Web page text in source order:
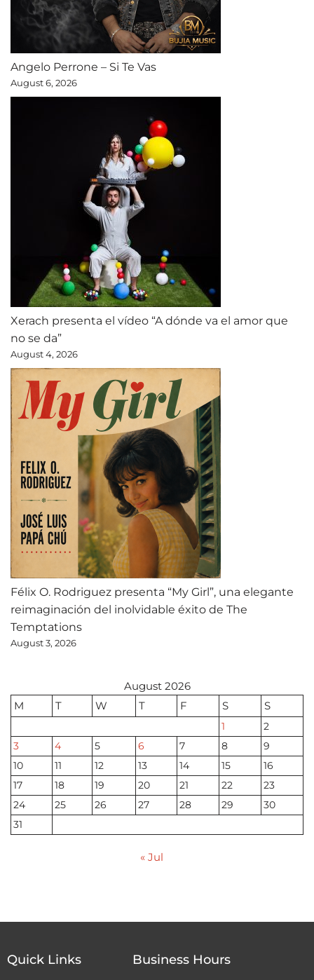
Angelo Perrone – Si Te Vas
August 6, 2026
Xerach presenta el vídeo “A dónde va el amor que
no se da”
August 4, 2026
Félix O. Rodriguez presenta “My Girl”, una elegante
reimaginación del inolvidable éxito de The
Temptations
August 3, 2026
August 2026
M
T W T F S S
1
2
3
4 5 6 7 8
9
10
11 12 13 14 15
16
17
18 19 20 21 22
23
24
25 26 27 28 29
30
31
« Jul
Quick Links Business Hours